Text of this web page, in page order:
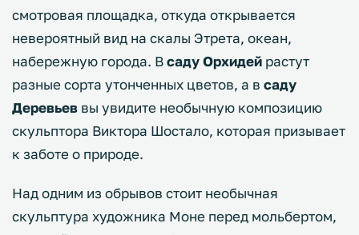
смотровая площадка, откуда открывается
невероятный вид на скалы Этрета, океан,
набережную города. Всаду Орхидей растут
разные сорта утонченных цветов, а в саду
Деревьев вы увидите необычную композицию
скульптора Виктора Шостало, которая призывает
к заботе о природе.
Над одним из обрывов стоит необычная
скульптура художника Моне перед мольбертом,